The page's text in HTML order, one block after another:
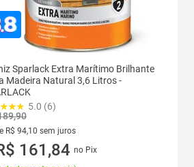
Sparlack Extra Marítimo Brilhante
Madeira Natural 3,6 Litros -
5.0 (6)
R$ 94,10 sem juros
de R$ 94,10 sem juros
161,84 no Pix